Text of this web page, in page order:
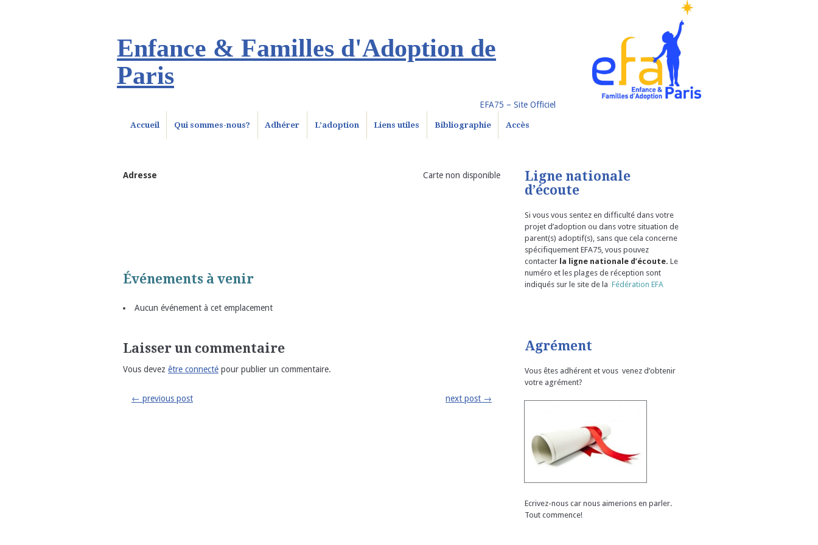
Enfance & Familles d'Adoption de
Paris
EFA75 – Site Officiel
Accueil Qui sommes-nous? Adhérer L’adoption Liens utiles Bibliographie Accès
Carte non disponible
Adresse
Événements à venir
Aucun événement à cet emplacement
Laisser un commentaire
Vous devez être connecté pour publier un commentaire.
← previous post next post →
Ligne nationale
d’écoute
Si vous vous sentez en difficulté dans votre
projet d’adoption ou dans votre situation de
parent(s) adoptif(s), sans que cela concerne
spécifiquement EFA75, vous pouvez
contacterla ligne nationale d’écoute. Le
numéro et les plages de réception sont
indiqués sur le site de la Fédération EFA
Agrément
Vous êtes adhérent et vous venez d’obtenir
votre agrément?
Ecrivez-nous car nous aimerions en parler.
Tout commence!